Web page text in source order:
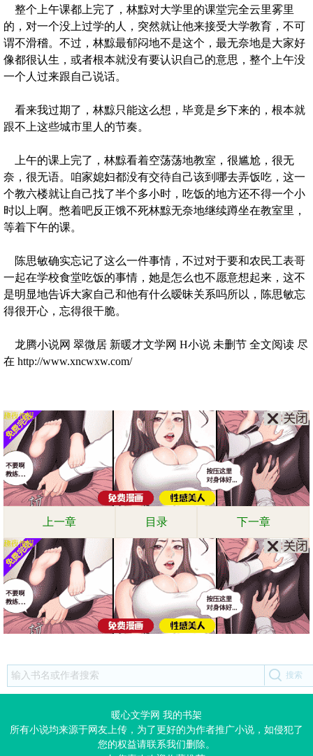
整个上午课都上完了，林黥对大学里的课堂完全云里雾里
的，对一个没上过学的人，突然就让他来接受大学教育，不可
谓不滑稽。不过，林黥最郁闷地不是这个，最无奈地是大家好
像都很认生，或者根本就没有要认识自己的意思，整个上午没
一个人过来跟自己说话。
看来我过期了，林黥只能这么想，毕竟是乡下来的，根本就
跟不上这些城市里人的节奏。
上午的课上完了，林黥看着空荡荡地教室，很尴尬，很无
奈，很无语。咱家媳妇都没有交待自己该到哪去弄饭吃，这一
个教六楼就让自己找了半个多小时，吃饭的地方还不得一个小
时以上啊。憋着吧反正饿不死林黥无奈地继续蹲坐在教室里，
等着下午的课。
陈思敏确实忘记了这么一件事情，不过对于要和农民工表哥
一起在学校食堂吃饭的事情，她是怎么也不愿意想起来，这不
是明显地告诉大家自己和他有什么暧昧关系吗所以，陈思敏忘
得很开心，忘得很干脆。
龙腾小说网 翠微居 新暖才文学网 H小说 未删节 全文阅读 尽
在 http://www.xncwxw.com/
上一章 目录 下一章
暖心文学网 我的书架
所有小说均来源于网友上传，为了更好的为作者推广小说，如侵犯了
您的权益请联系我们删除。